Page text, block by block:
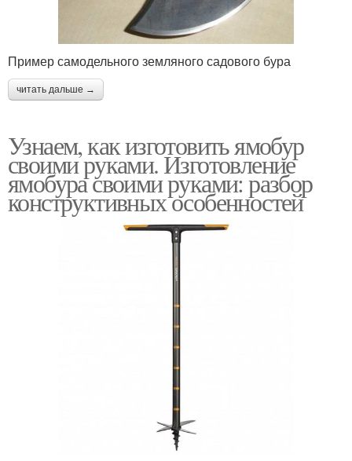
Пример самодельного земляного садового бура
читать дальше →
Узнаем, как изготовить ямобур
своими руками. Изготовление
ямобура своими руками: разбор
конструктивных особенностей